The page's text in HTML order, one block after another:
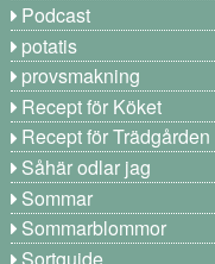
Podcast
potatis
provsmakning
Recept för Köket
Recept för Trädgården
Såhär odlar jag
Sommar
Sommarblommor